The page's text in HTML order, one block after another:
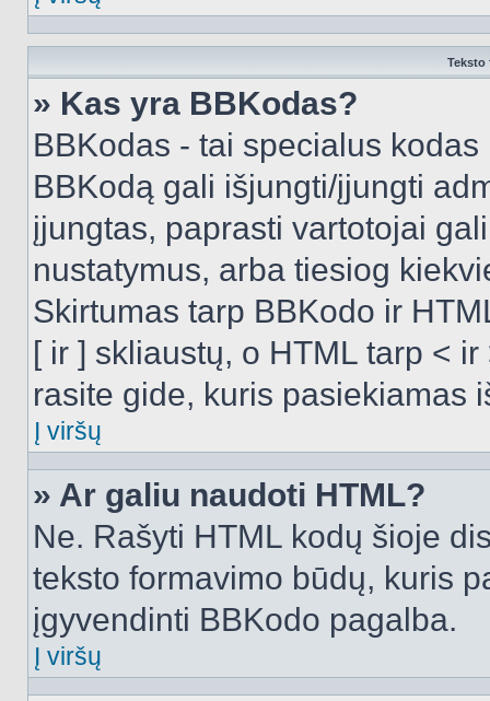
Teksto
» Kas yra BBKodas?
BBKodas - tai specialus
BBKodą gali išjungti/įjungti
įjungtas, paprasti vartotojai
nustatymus, arba tiesiog
Skirtumas tarp BBKodo ir
[ ir ] skliaustų, o HTML tarp <
rasite gide, kuris pasiekiamas
Į viršų
» Ar galiu naudoti HTML?
Ne. Rašyti HTML kodų šioje
teksto formavimo būdų, kuris
įgyvendinti BBKodo pagalba.
Į viršų